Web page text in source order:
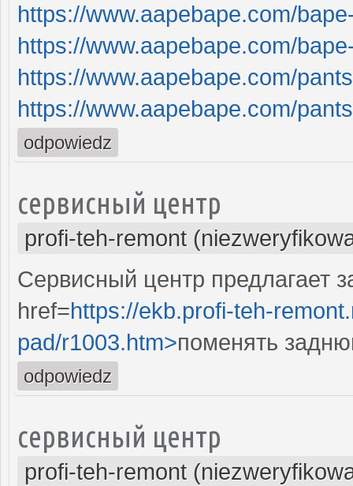
https://www.aapebape.com/
https://www.aapebape.com/
https://www.aapebape.com/pants
https://www.aapebape.com/pants
odpowiedz
сервисный центр
profi-teh-remont
Сервисный центр предлагает
href=https://ekb.profi-teh-
pad/r1003.htm>поменять
odpowiedz
сервисный центр
profi-teh-remont